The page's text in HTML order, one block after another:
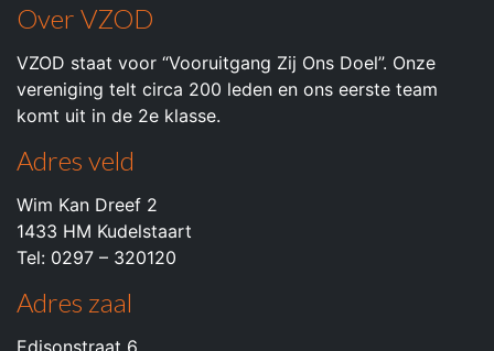
Over VZOD
VZOD staat voor “Vooruitgang Zij Ons Doel”. Onze
vereniging telt circa 200 leden en ons eerste team
komt uit in de 2e klasse.
Adres veld
Wim Kan Dreef 2
1433 HM Kudelstaart
Tel: 0297 – 320120
Adres zaal
Edisonstraat 6